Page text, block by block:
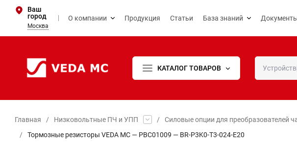
Ваш
город
Москва
О компании Продукция Статьи База знаний
КАТАЛОГ ТОВАРОВ
Главная / Низковольтные ПЧ и УПП / Силовые опции для преобразователей
/
Тормозные резисторы VEDA MC — PBC01009 — BR-P3K0-T3-024-E20